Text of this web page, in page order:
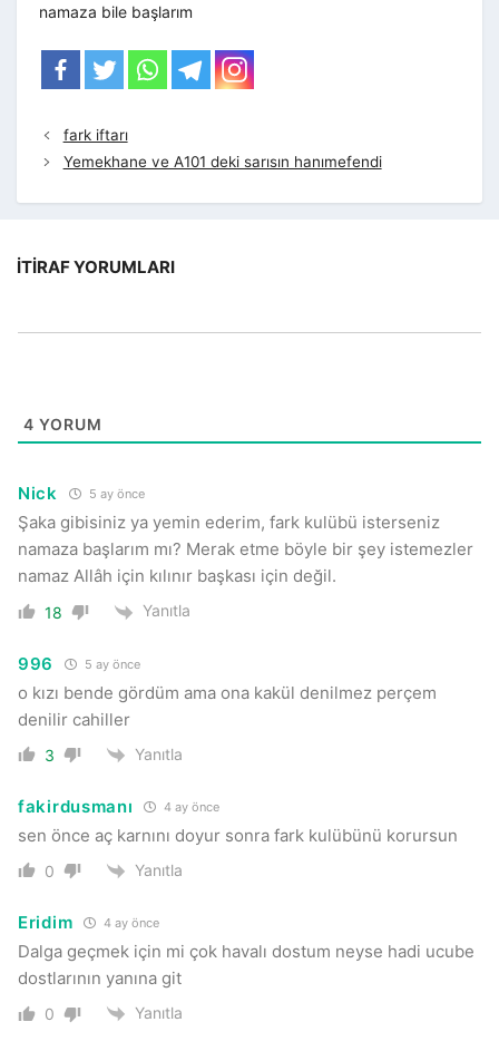
namaza bile başlarım
fark iftarı
Yemekhane ve A101 deki sarısın hanımefendi
İTIRAF YORUMLARI
4 YORUM
Nick 5 ay önce
Şaka gibisiniz ya yemin ederim, fark kulübü isterseniz
namaza başlarım mı? Merak etme böyle bir şey istemezler
namaz Allâh için kılınır başkası için değil.
18 Yanıtla
996 5 ay önce
o kızı bende gördüm ama ona kakül denilmez perçem
denilir cahiller
3 Yanıtla
fakirdusmanı 4 ay önce
sen önce aç karnını doyur sonra fark kulübünü korursun
0 Yanıtla
Eridim 4 ay önce
Dalga geçmek için mi çok havalı dostum neyse hadi ucube
dostlarının yanına git
0 Yanıtla